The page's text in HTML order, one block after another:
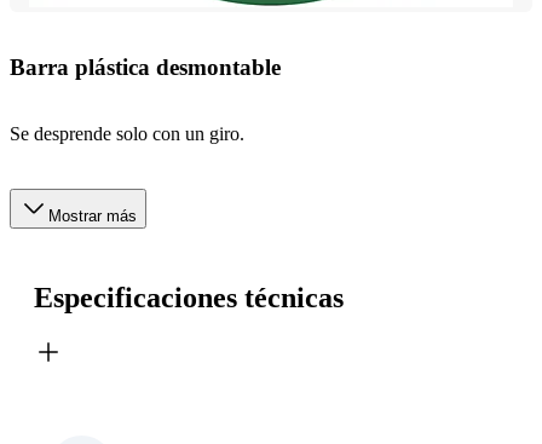
Barra plástica desmontable
Se desprende solo con un giro.
Mostrar más
Especificaciones técnicas